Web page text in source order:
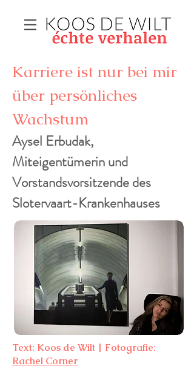
Karriere ist nur bei mir
über persönliches
Wachstum
Aysel Erbudak,
Miteigentümerin und
Vorstandsvorsitzende des
Slotervaart-Krankenhauses
Text: Koos de Wilt | Fotografie:
Rachel Corner